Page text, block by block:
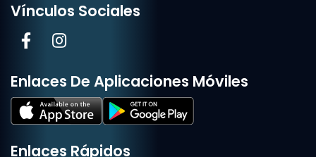
Vínculos Sociales
Enlaces De Aplicaciones Móviles
Enlaces Rápidos